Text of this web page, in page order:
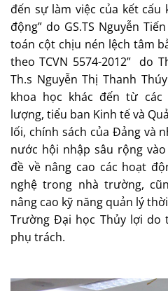
đến sự làm việc của kết
động” do GS.TS Nguyễn
toán cột chịu nén lệch tâm
theo TCVN 5574-2012” do
Th.s Nguyễn Thị Thanh
khoa học khác đến từ
lượng, tiểu ban Kinh tế và
lối, chính sách của Đảng và
nước hội nhập sâu rộng
đề về nâng cao các hoạt
nghệ trong nhà trường,
nâng cao kỹ năng quản lý
Trường Đại học Thủy lợi do
phụ trách.